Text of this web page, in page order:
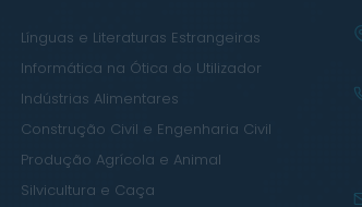
Línguas e Literaturas Estrangeiras
Informática na Ótica do Utilizador
Indústrias Alimentares
Construção Civil e Engenharia Civil
Produção Agrícola e Animal
Silvicultura e Caça